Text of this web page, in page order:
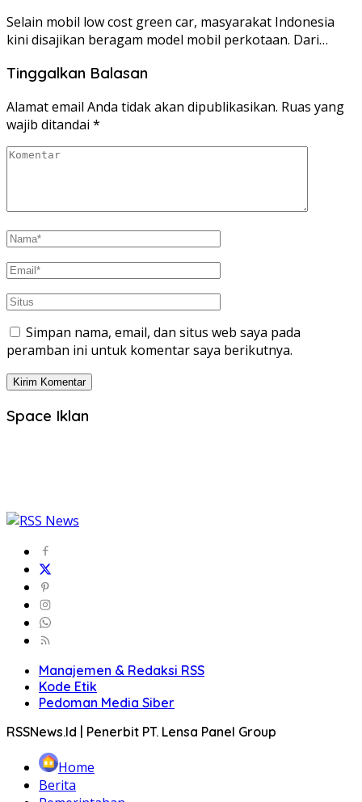
Selain mobil low cost green car, masyarakat Indonesia
kini disajikan beragam model mobil perkotaan. Dari…
Tinggalkan Balasan
Alamat email Anda tidak akan dipublikasikan. Ruas yang
wajib ditandai *
Simpan nama, email, dan situs web saya pada
peramban ini untuk komentar saya berikutnya.
Space Iklan
Manajemen & Redaksi RSS
Kode Etik
Pedoman Media Siber
RSSNews.Id | Penerbit PT. Lensa Panel Group
Home
Berita